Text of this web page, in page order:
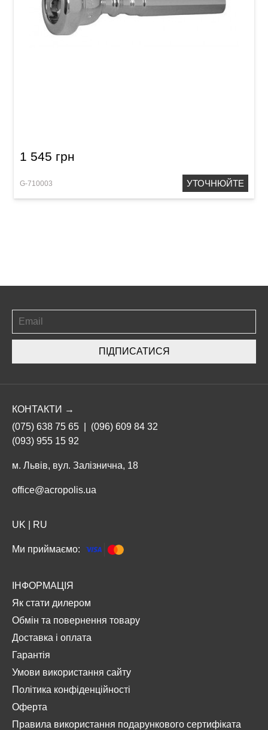
1 545 грн
G-710003 УТОЧНЮЙТЕ
ПІДПИСАТИСЯ
КОНТАКТИ →
(075) 638 75 65
(096) 609 84 32
(093) 955 15 92
м. Львів, вул. Залізнична, 18
office@acropolis.ua
UK RU
Ми приймаємо:
ІНФОРМАЦІЯ
Як стати дилером
Обмін та повернення товару
Доставка і оплата
Гарантія
Умови використання сайту
Політика конфіденційності
Оферта
Правила використання подарункового сертифіката